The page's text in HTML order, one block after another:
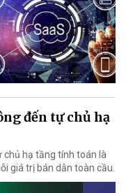
đến tự chủ hạ
chủ hạ tầng tính toán là
giá trị bán dẫn toàn cầu.